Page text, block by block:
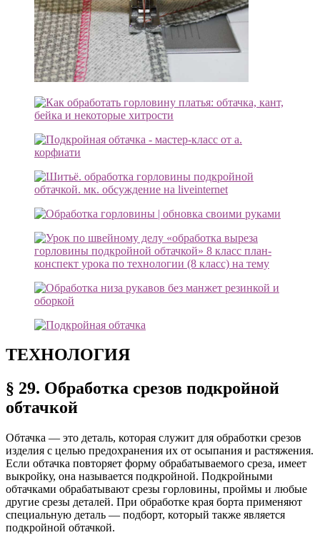
ТЕХНОЛОГИЯ
§ 29. Обработка срезов подкройной
обтачкой
Обтачка — это деталь, которая служит для обработки срезов
изделия с целью предохранения их от осыпания и растяжения.
Если обтачка повторяет форму обрабатываемого среза, имеет
выкройку, она называется подкройной. Подкройными
обтачками обрабатывают срезы горловины, проймы и любые
другие срезы деталей. При обработке края борта применяют
специальную деталь — подборт, который также является
подкройной обтачкой.